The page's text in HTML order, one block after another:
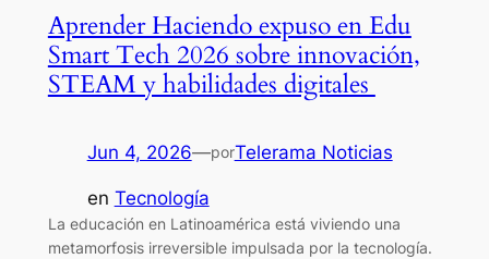
Aprender Haciendo expuso en Edu
Smart Tech 2026 sobre innovación,
STEAM y habilidades digitales
Jun 4, 2026—porTelerama Noticias
en Tecnología
La educación en Latinoamérica está viviendo una
metamorfosis irreversible impulsada por la tecnología.